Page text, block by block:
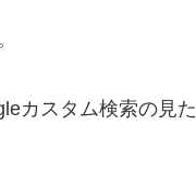
カスタム検索の見た